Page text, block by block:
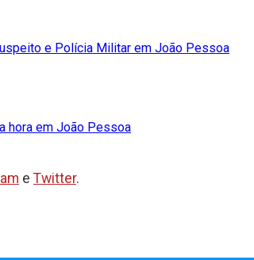
e Polícia Militar em João Pessoa
hora em João Pessoa
e Twitter.